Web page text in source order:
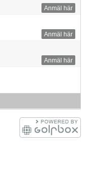
Anmäl här
Anmäl här
Anmäl här